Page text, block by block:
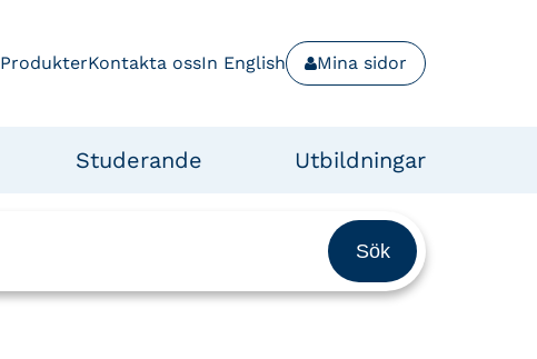
ProdukterKontakta ossIn English Mina sidor
Studerande Utbildningar